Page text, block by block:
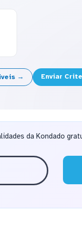
→ Enviar
da Kondado